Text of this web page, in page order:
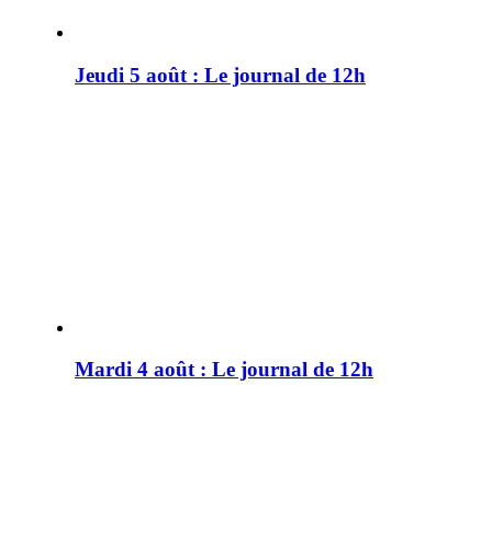
Jeudi 5 août : Le journal de 12h
Mardi 4 août : Le journal de 12h